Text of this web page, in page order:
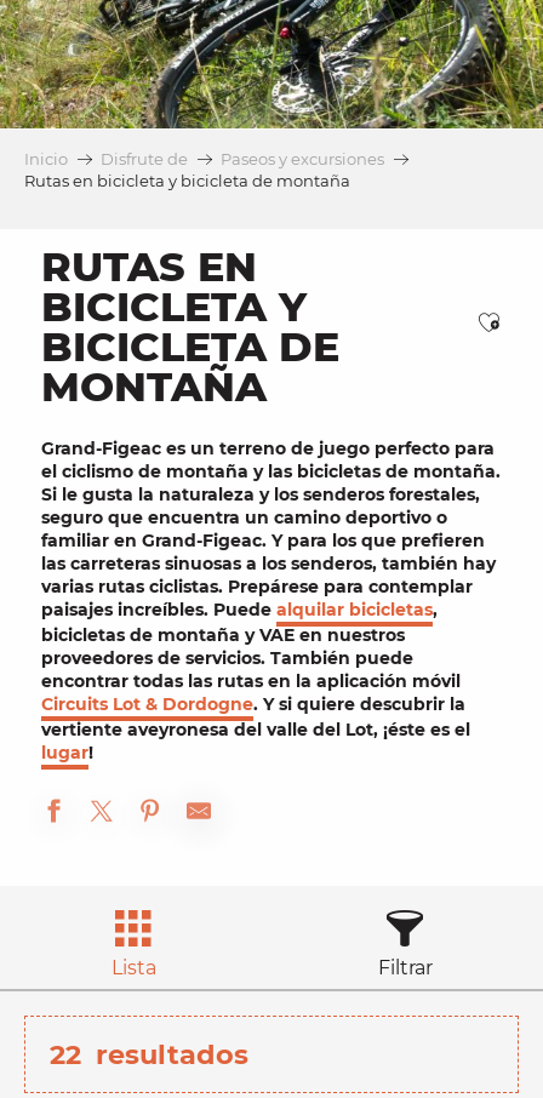
Inicio Disfrute de
Paseos y excursiones
Rutas en bicicleta y bicicleta de montaña
RUTAS EN
BICICLETA Y
BICICLETA DE
MONTAÑA
Grand-Figeac es un terreno de juego perfecto para
el ciclismo de montaña y las bicicletas de montaña.
Si le gusta la naturaleza y los senderos forestales,
seguro que encuentra un camino deportivo o
familiar en Grand-Figeac. Y para los que prefieren
las carreteras sinuosas a los senderos, también hay
varias rutas ciclistas. Prepárese para contemplar
paisajes increíbles. Puede alquilar bicicletas,
bicicletas de montaña y VAE en nuestros
proveedores de servicios. También puede
encontrar todas las rutas en la aplicación móvil
Circuits Lot & Dordogne. Y si quiere descubrir la
vertiente aveyronesa del valle del Lot, ¡éste es el
lugar!
Lista Filtrar
22 resultados